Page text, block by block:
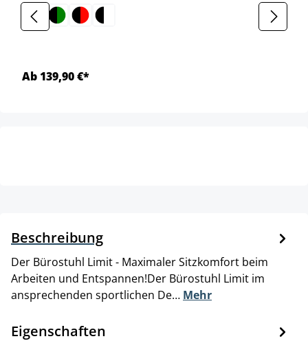
Ab 139,90 €*
Beschreibung
Der Bürostuhl Limit - Maximaler Sitzkomfort beim
Arbeiten und Entspannen!Der Bürostuhl Limit im
ansprechenden sportlichen De… Mehr
Eigenschaften